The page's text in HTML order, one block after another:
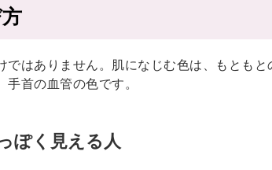
はありません。肌になじむ色は、もともと
首の血管の色です。
ぽく見える人